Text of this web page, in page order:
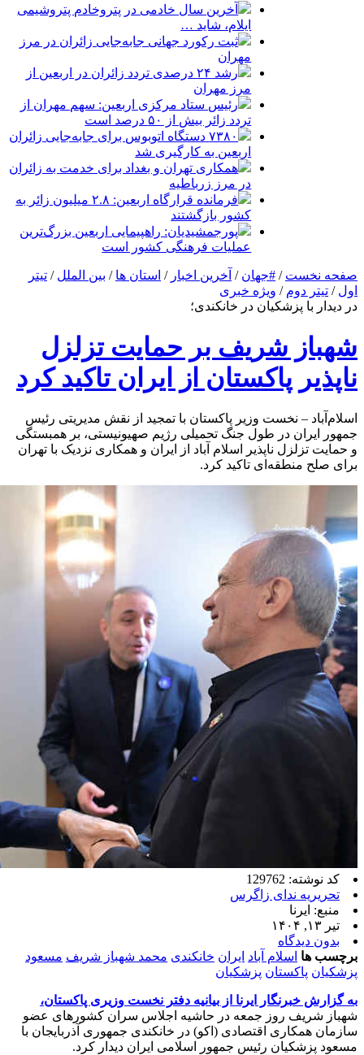
آخرین سال خادمی در پتروخادم پتروشیمی
ایلام، شاید …
ثبت رکورد جهانی جابه‌جایی زائران در مرز
مهران
رشد ۲۴ درصدی تردد زائران در اربعین از
مرز مهران
رئیس ستاد مرکزی اربعین: سهم مهران از
تردد زائر بیش از ۵۰ درصد است
۷۳۸۰ دستگاه اتوبوس برای جابه‌جایی زائران
اربعین به‌ کارگیری شد
همکاری تهران و بغداد برای خدمت به زائران
در مرز زرباطیه
فرمانده قرارگاه اربعین: ۲.۸ میلیون زائر به
کشور بازگشتند
پورجمشیدیان: راهپیمایی اربعین بزرگ‌ترین
عملیات فرهنگی کشور است
صفحه نخست / #جهان / آخرین اخبار / استان ها / بین الملل / تیتر
اول / تیتر دوم / ویژه خبری
در دیدار با پزشکیان در خانکندی؛
شهباز شریف بر حمایت تزلزل‌
ناپذیر پاکستان از ایران تاکید کرد
اسلام‌آباد – نخست وزیر پاکستان با تمجید از نقش مدیریتی رئیس
جمهور ایران در طول جنگ تحمیلی رژیم صهیونیستی، بر همبستگی
و حمایت تزلزل‌ ناپذیر اسلام آباد از ایران و همکاری نزدیک با تهران
برای صلح منطقه‌ای تاکید کرد.
کد نوشته: 129762
تحریریه ندای زاگرس
منبع: ایرنا
تیر ۱۳, ۱۴۰۴
بدون دیدگاه
برچسب ها اسلام آباد ایران خانکندی محمد شهباز شریف مسعود
پزشکیان پاکستان پزشکیان
به گزارش خبرنگار ایرنا از بیانیه دفتر نخست وزیری پاکستان،
شهباز شریف روز جمعه در حاشیه اجلاس سران کشورهای عضو
سازمان همکاری اقتصادی (اکو) در خانکندی جمهوری آذربایجان با
مسعود پزشکیان رئیس جمهور اسلامی ایران دیدار کرد.